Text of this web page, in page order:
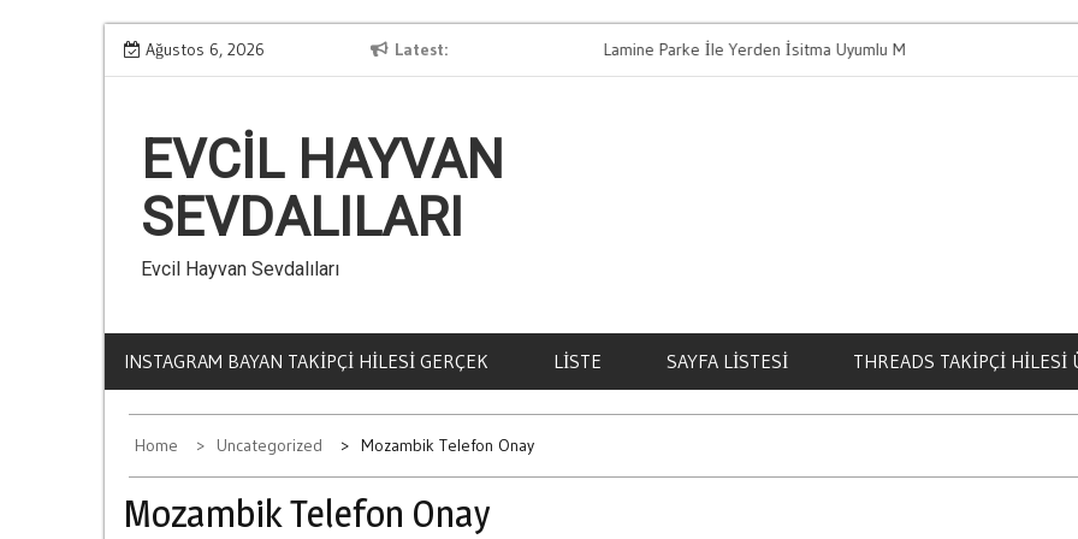
Skip
to
Ağustos 6, 2026 Latest
Kumarin Yasam Standartlarina Etkisi Lamine Parke İle Yerden İsitma Uyumlu Mu
EVCIL HAYVAN
SEVDALILARI
Evcil Hayvan Sevdalıları
INSTAGRAM BAYAN TAKIPÇI HILESI GERÇEK LISTE SAYFA LISTESI THREADS TAKIPÇI HILESI
Home Uncategorized Mozambik Telefon Onay
Mozambik Telefon Onay